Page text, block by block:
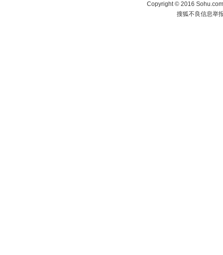
Copyright©2016
搜狐不良信息举